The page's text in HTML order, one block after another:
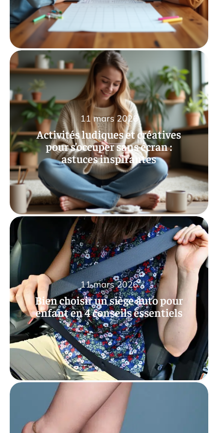
Activités ludiques et créatives
pour s’occuper sans écran :
astuces inspirantes
11 mars 2026
Bien choisir un siège auto pour
enfant en 4 conseils essentiels
11 mars 2026